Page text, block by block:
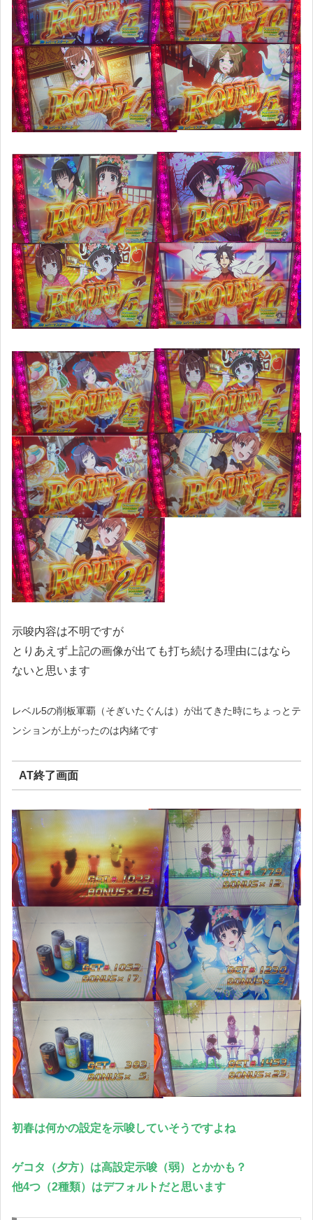
示唆内容は不明ですが
とりあえず上記の画像が出ても打ち続ける理由にはなら
ないと思います
レベル5の削板軍覇（そぎいたぐんは）が出てきた時にちょっとテ
ンションが上がったのは内緒です
AT終了画面
初春は何かの設定を示唆していそうですよね
ゲコタ（夕方）は高設定示唆（弱）とかかも？
他4つ（2種類）はデフォルトだと思います